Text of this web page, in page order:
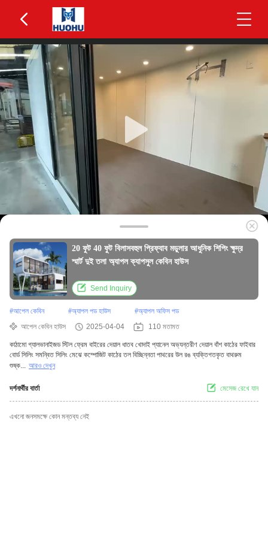
20 ফুট 40 ফুট বিলাসবহুল প্রিফ্যাব মডুলার আধুনিক শিপিং ক্ষুদ্র
স্মার্ট দুই তলা অ্যাপল ক্যাপসুল কেবিন হাউস
Send Inquiry
#আপেল কেবিন #অ্যাপল পড হাউস #অ্যাপল অফিস পড
আপেল কেবিন হাউস
2025-04-04 110 মতামত
কাঠামো গ্যালভানাইজড স্টিল ফ্রেম বাইরের দেয়াল ধাতব খোদাই প্যানেল অভ্যন্তরীণ দেয়াল বাঁশ কাঠের ফাইবার
বোর্ড সিলিং সমন্বিত সিলিং মেঝে কম্পোজিট কাঠের তল বিচ্ছিন্নতা পাথরের উল রঙ ব্যক্তিগতকৃত বাথরুম
শুষ্ক... আরও দেখুন
দর্শনার্থীর বার্তা মেসেজ রেখে যান
এখনো জনসমক্ষে কোন মন্তব্য নেই